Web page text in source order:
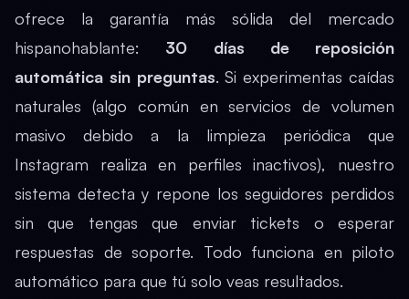
ofrece la garantía más sólida del mercado
hispanohablante: 30 días de reposición
automática sin preguntas. Si experimentas caídas
naturales (algo común en servicios de volumen
masivo debido a la limpieza periódica que
Instagram realiza en perfiles inactivos), nuestro
sistema detecta y repone los seguidores perdidos
sin que tengas que enviar tickets o esperar
respuestas de soporte. Todo funciona en piloto
automático para que tú solo veas resultados.